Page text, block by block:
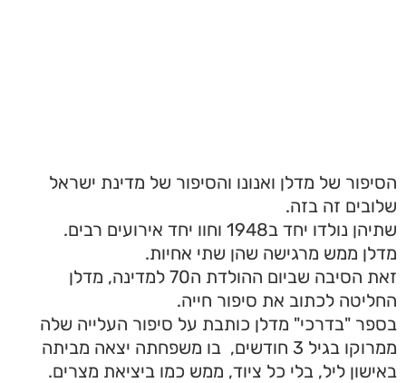
הסיפור של מדלן ואנונו והסיפור של מדינת ישראל
שלובים זה בזה.
שתיהן נולדו יחד ב1948 וחוו יחד אירועים רבים.
מדלן ממש מרגישה שהן שתי אחיות.
זאת הסיבה שביום ההולדת ה70 למדינה, מדלן
החליטה לכתוב את סיפור חייה.
בספר "בדרכי" מדלן כותבת על סיפור העלייה שלה
ממרוקו בגיל 3 חודשים, בו משפחתה יצאה מביתה
באישון ליל, בלי כל ציוד, ממש כמו ביציאת מצרים.